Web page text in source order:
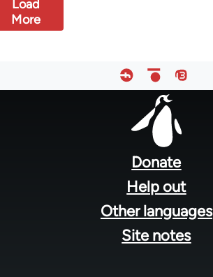
Load
More
Donate
Help out
Other languages
Site notes